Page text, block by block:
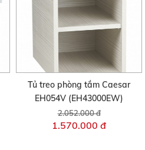
Tủ treo phòng tắm Caesar
EH054V (EH43000EW)
2.052.000 đ
1.570.000 đ